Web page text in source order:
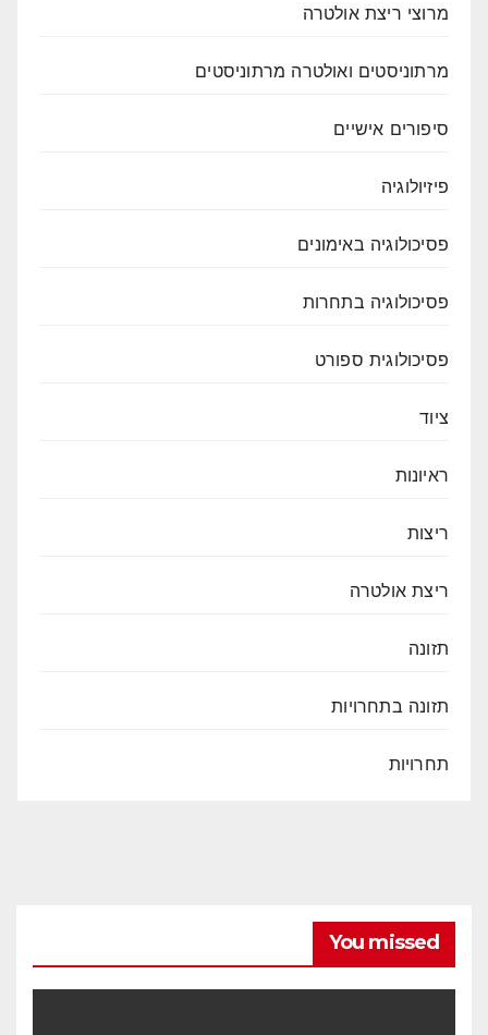
מרוצי ריצת אולטרה
מרתוניסטים ואולטרה מרתוניסטים
סיפורים אישיים
פיזיולוגיה
פסיכולוגיה באימונים
פסיכולוגיה בתחרות
פסיכולוגית ספורט
ציוד
ראיונות
ריצות
ריצת אולטרה
תזונה
תזונה בתחרויות
תחרויות
You missed